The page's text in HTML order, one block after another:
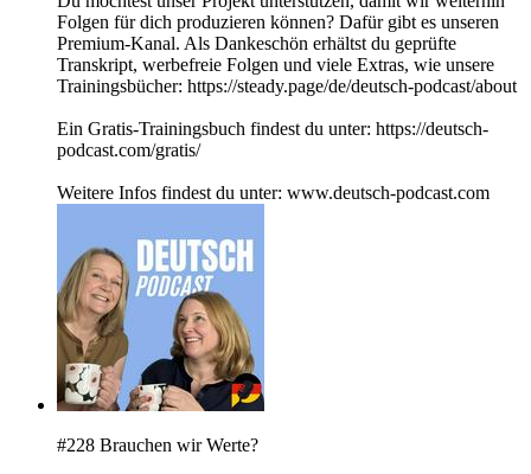
Folgen für dich produzieren können? Dafür gibt es unseren
Premium-Kanal. Als Dankeschön erhältst du geprüfte
Transkript, werbefreie Folgen und viele Extras, wie unsere
Trainingsbücher: https://steady.page/de/deutsch-podcast/about
Ein Gratis-Trainingsbuch findest du unter: https://deutsch-
podcast.com/gratis/
Weitere Infos findest du unter: www.deutsch-podcast.com
#228 Brauchen wir Werte?